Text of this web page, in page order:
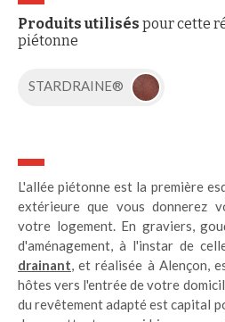
Produits utilisés pour cette
piétonne
STARDRAINE®
L'allée piétonne est la première
extérieure que vous donnerez
votre logement. En graviers,
d'aménagement, à l'instar de
drainant, et réalisée à Alençon,
hôtes vers l'entrée de votre
du revêtement adapté est capital